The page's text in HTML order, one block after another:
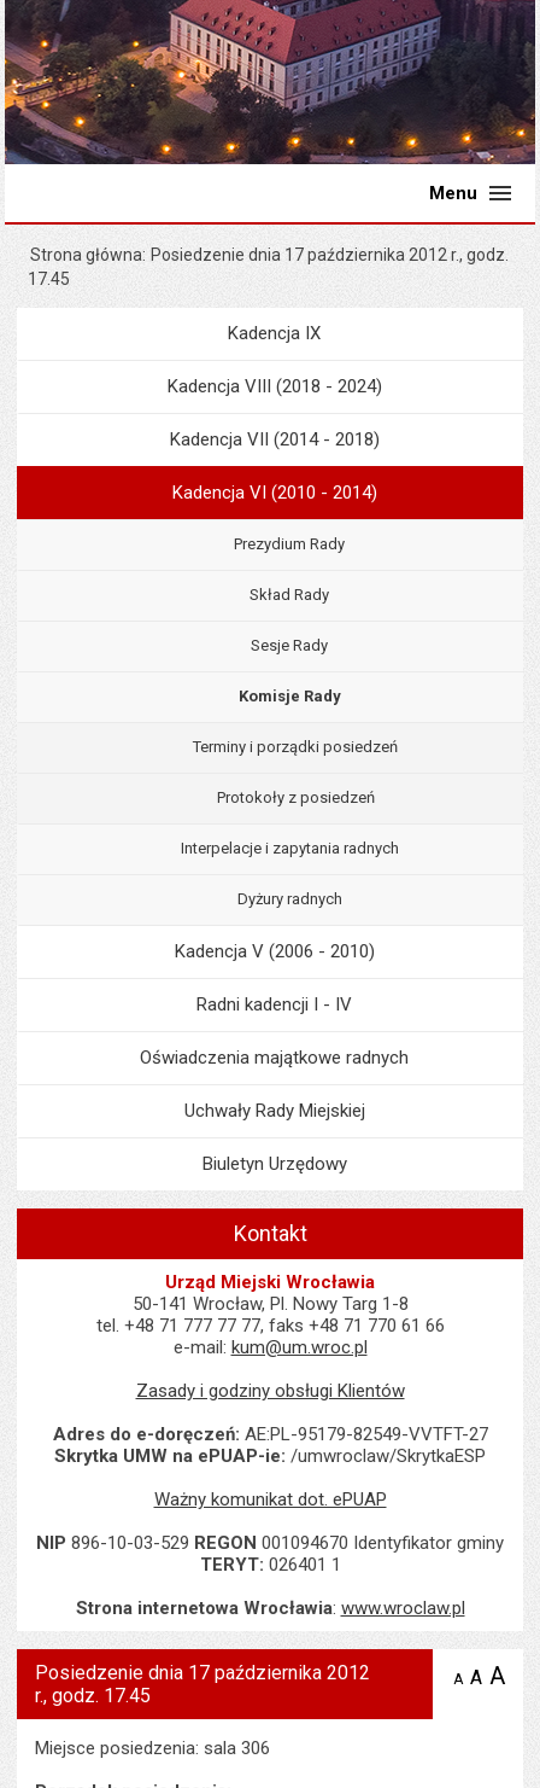
Menu
Strona główna Posiedzenie dnia 17 października 2012 r., godz.
17.45
Menu
Kadencja IX
Kadencja VIII (2018 - 2024)
Kadencja VII (2014 - 2018)
Kadencja VI (2010 - 2014)
Prezydium Rady
Skład Rady
Sesje Rady
Komisje Rady
Terminy i porządki posiedzeń
Protokoły z posiedzeń
Interpelacje i zapytania radnych
Dyżury radnych
Kadencja V (2006 - 2010)
Radni kadencji I - IV
Oświadczenia majątkowe radnych
Uchwały Rady Miejskiej
Biuletyn Urzędowy
Kontakt
Urząd Miejski Wrocławia
50-141 Wrocław, Pl. Nowy Targ 1-8
tel. +48 71 777 77 77, faks +48 71 770 61 66
e-mail: kum@um.wroc.pl
Zasady i godziny obsługi Klientów
Adres do e-doręczeń: AE:PL-95179-82549-VVTFT-27
Skrytka UMW na ePUAP-ie: /umwroclaw/SkrytkaESP
Ważny komunikat dot. ePUAP
NIP 896-10-03-529 REGON 001094670 Identyfikator gminy
TERYT: 026401 1
Strona internetowa Wrocławia: www.wroclaw.pl
Posiedzenie dnia 17 października 2012
r., godz. 17.45
A zmniejsz
A A
Miejsce posiedzenia: sala 306